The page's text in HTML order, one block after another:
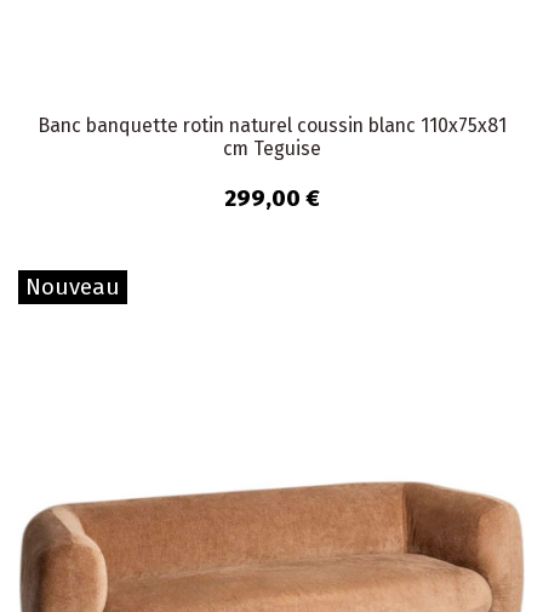
Banc banquette rotin naturel coussin blanc 110x75x81
cm Teguise
299,00 €
Nouveau